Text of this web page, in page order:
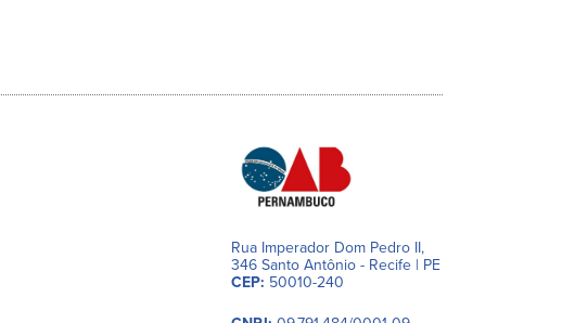
Rua Imperador Dom Pedro II,
346 Santo Antônio - Recife | PE
CEP: 50010-240